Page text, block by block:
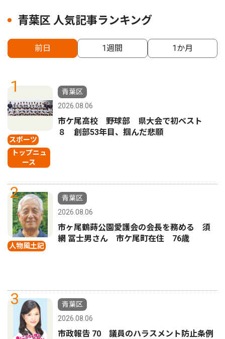
青葉区 人気記事ランキング
前日 1週間 1か月
1
スポーツ
トップニュ
ース
青葉区
2026.08.06
市ケ尾高校 野球部 県大会で初ベスト
８ 創部53年目、掴んだ悲願
2
人物風土記
青葉区
2026.08.06
市ヶ尾鶴蒔公園愛護会の会長を務める 須
網 冨士男さん 市ケ尾町在住 76歳
3
青葉区
2026.08.06
市政報告 70 議員のハラスメント防止条例